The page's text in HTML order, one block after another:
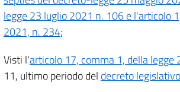
legge 23 luglio 2021 n. 106 e l'articolo
2021, n. 234;
Visti l'articolo 17, comma 1, della
11, ultimo periodo del decreto